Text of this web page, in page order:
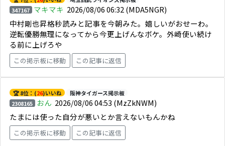
347167 マキマキ 2026/08/06 06:32(MDA5NGR)
中村剛也昇格秒読みと記事を今朝みた。嬉しいがおせーわ。
逆転優勝無理になってから今更上げんなボケ。外崎使い続け
る前に上げろや
この掲示板に移動 この記事に返信
🏆 8位：(26)いいね
阪神タイガース掲示板
2308165
おん 2026/08/06 04:53 (MzZkNWM)
たまには使った自分が悪いとか言えないもんかね
この掲示板に移動 この記事に返信